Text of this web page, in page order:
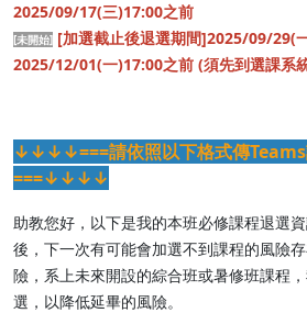
2025/09/17(三)17:00之前
[未開始] [加選截止後退選期間]2025/09/29(
2025/12/01(一)17:00之前 (須先到選課系
↓↓↓↓===請依照以下格式傳Teams
===↓↓↓↓
助教您好，以下是我的本班必修課程退選
後，下一次有可能會加選不到課程的風險
險，系上未來開設的綜合班或暑修班課程
選，以降低延畢的風險。